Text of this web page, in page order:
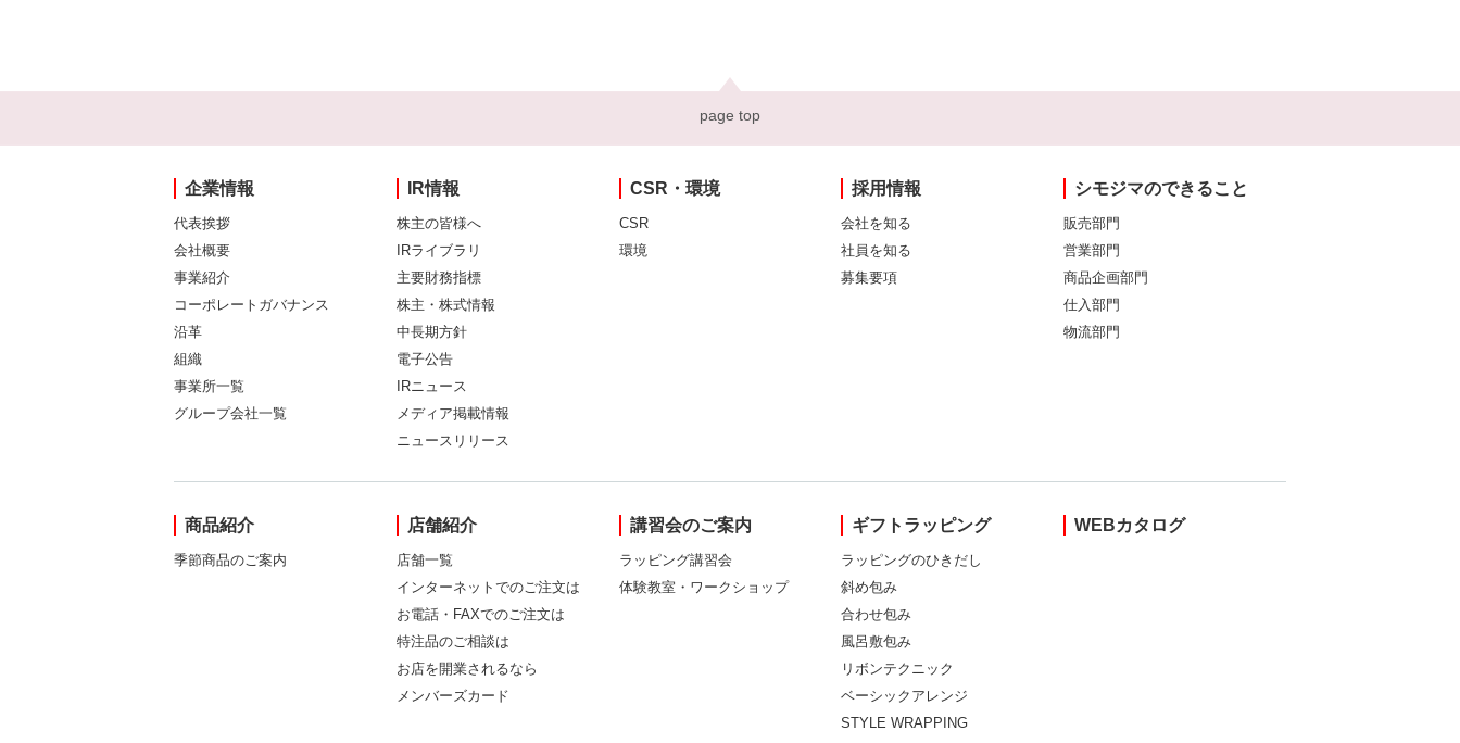
page top
企業情報
代表挨拶
会社概要
事業紹介
コーポレートガバナンス
沿革
組織
事業所一覧
グループ会社一覧
IR情報
株主の皆様へ
IRライブラリ
主要財務指標
株主・株式情報
中長期方針
電子公告
IRニュース
メディア掲載情報
ニュースリリース
CSR・環境
CSR
環境
採用情報
会社を知る
社員を知る
募集要項
シモジマのできること
販売部門
営業部門
商品企画部門
仕入部門
物流部門
商品紹介
季節商品のご案内
店舗紹介
店舗一覧
インターネットでのご注文は
お電話・FAXでのご注文は
特注品のご相談は
お店を開業されるなら
メンバーズカード
講習会のご案内
ラッピング講習会
体験教室・ワークショップ
ギフトラッピング
ラッピングのひきだし
斜め包み
合わせ包み
風呂敷包み
リボンテクニック
ベーシックアレンジ
STYLE WRAPPING
WEBカタログ